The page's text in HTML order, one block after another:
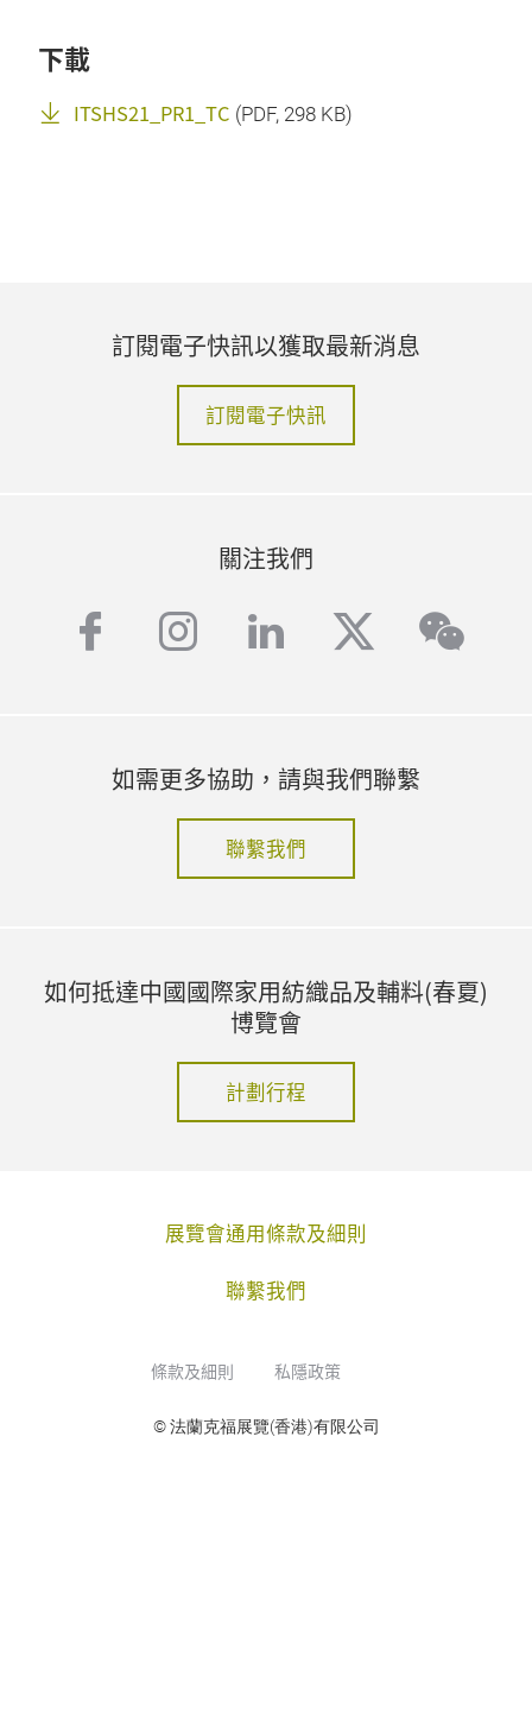
下載
ITSHS21_PR1_TC (PDF, 298 KB)
訂閱電子快訊以獲取最新消息
訂閱電子快訊
關注我們
facebook
instagram
linkedintwitter
如需更多協助，請與我們聯繫
聯繫我們
如何抵達中國國際家用紡織品及輔料(春夏)
博覽會
計劃行程
展覽會通用條款及細則
聯繫我們
條款及細則 私隱政策
© 法蘭克福展覽(香港)有限公司